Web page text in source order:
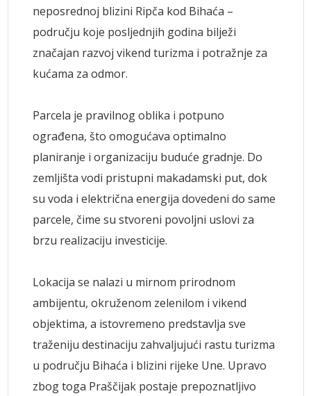
neposrednoj blizini Ripča kod Bihaća –
području koje posljednjih godina bilježi
značajan razvoj vikend turizma i potražnje za
kućama za odmor.
Parcela je pravilnog oblika i potpuno
ograđena, što omogućava optimalno
planiranje i organizaciju buduće gradnje. Do
zemljišta vodi pristupni makadamski put, dok
su voda i električna energija dovedeni do same
parcele, čime su stvoreni povoljni uslovi za
brzu realizaciju investicije.
Lokacija se nalazi u mirnom prirodnom
ambijentu, okruženom zelenilom i vikend
objektima, a istovremeno predstavlja sve
traženiju destinaciju zahvaljujući rastu turizma
u području Bihaća i blizini rijeke Une. Upravo
zbog toga Praščijak postaje prepoznatljivo